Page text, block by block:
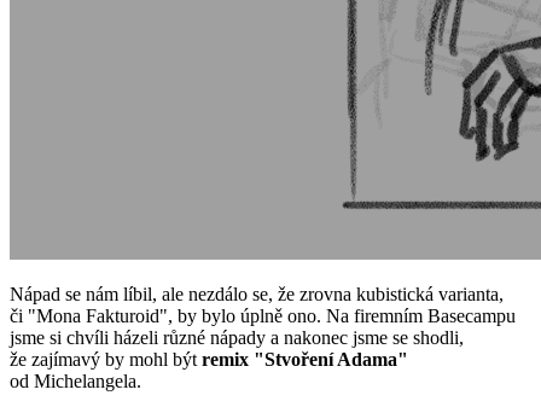
Nápad se nám líbil, ale nezdálo se, že zrovna kubistická varianta,
či "Mona Fakturoid", by bylo úplně ono. Na firemním Basecampu
jsme si chvíli házeli různé nápady a nakonec jsme se shodli,
že zajímavý by mohl být remix "Stvoření Adama"
od Michelangela.